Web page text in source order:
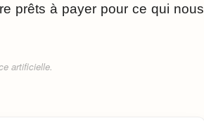
prêts à payer pour ce qui nous
artificielle.